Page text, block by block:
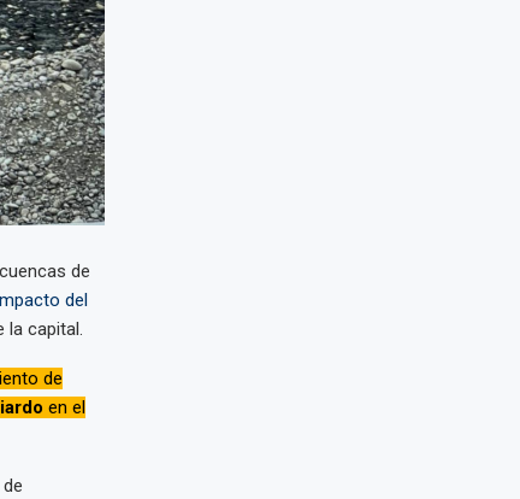
de
del
la capital.
de
en el